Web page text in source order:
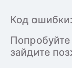
Код ошибки:
Попробуйте
зайдите